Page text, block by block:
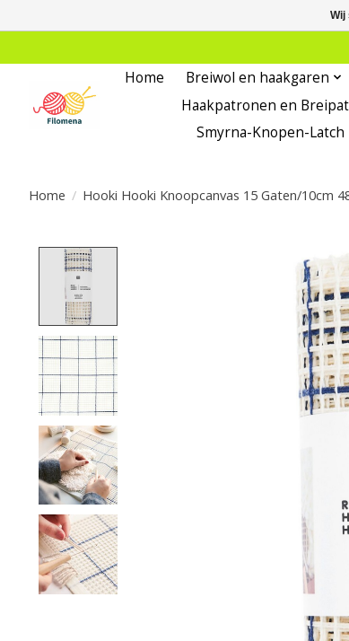
Home Breiwol en haakgaren
Haakpatronen en
Smyrna-Knopen-
Home / Hooki Hooki Knoopcanvas 15 Gaten/10cm
Product image slideshow
Wij